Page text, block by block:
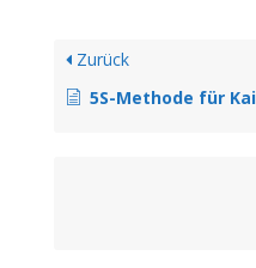
Zurück
5S-Methode für